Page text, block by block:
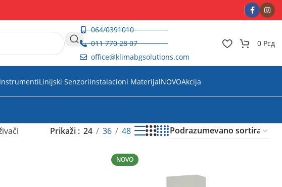
064/0391010
011 770 28 07
office@klimabgsolutions.com
0 Рсд
Linijski SenzoriInstalacioni MaterijalNOVOAkcija
Prikaži 24 36 48
NOVO